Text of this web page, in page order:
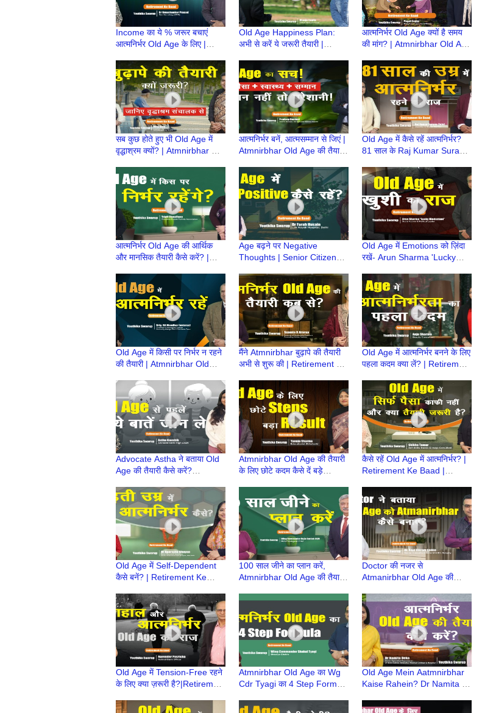
Income का ये % जरूर बचाएं
आत्मनिर्भर Old Age के लिए |
| Retirement Ke Baad
Old Age Happiness Plan:
अभी से करें ये जरूरी तैयारी |
| Retirement Ke Baad
आत्मनिर्भर Old Age क्यों है समय
की मांग? | Atmnirbhar Old Age
Baad
सब कुछ होते हुए भी Old Age में
वृद्धाश्रम क्यों? | Atmnirbhar Old
Baad
आत्मनिर्भर बनें, आत्मसम्मान से जिएं |
Atmnirbhar Old Age की तैयारी
Old Age में कैसे रहें आत्मनिर्भर?
81 साल के Raj Kumar Surana
की तैयारी
आत्मनिर्भर Old Age की आर्थिक
और मानसिक तैयारी कैसे करें? |
Age बढ़ने पर Negative
Thoughts | Senior Citizens |
| Retirement Ke Baad
Old Age में Emotions को ज़िंदा
रखें- Arun Sharma 'Lucky
Age की तैयारी
Old Age में किसी पर निर्भर न रहने
की तैयारी | Atmnirbhar Old
Baad
मैंने Atmnirbhar बुढ़ापे की तैयारी
अभी से शुरू की | Retirement Ke
की तैयारी
Old Age में आत्मनिर्भर बनने के लिए
पहला कदम क्या लें? | Retirement
Age की तैयारी
Advocate Astha ने बताया Old
Age की तैयारी कैसे करें?
Baad|Atmnirbhar Old Age की
तैयारी
Atmnirbhar Old Age की तैयारी
के लिए छोटे कदम कैसे दें बड़े
Baad |Retire life
कैसे रहें Old Age में आत्मनिर्भर? |
Retirement Ke Baad |
Old Age में Self-Dependent
कैसे बनें? | Retirement Ke
की तैयारी
100 साल जीने का प्लान करें,
Atmnirbhar Old Age की तैयारी
Retire hone ke
Doctor की नजर से
Atmanirbhar Old Age की
Ke Baad | Atmnirbhar Old
Age
Old Age में Tension-Free रहने
के लिए क्या ज़रूरी है?|Retirement
Age की तैयारी
Atmnirbhar Old Age का Wg
Cdr Tyagi का 4 Step Formula
Atmnirbhar Old Age की तैयारी
Old Age Mein Aatmnirbhar
Kaise Rahein? Dr Namita |
Atmnirbhar Old Age की तैयारी